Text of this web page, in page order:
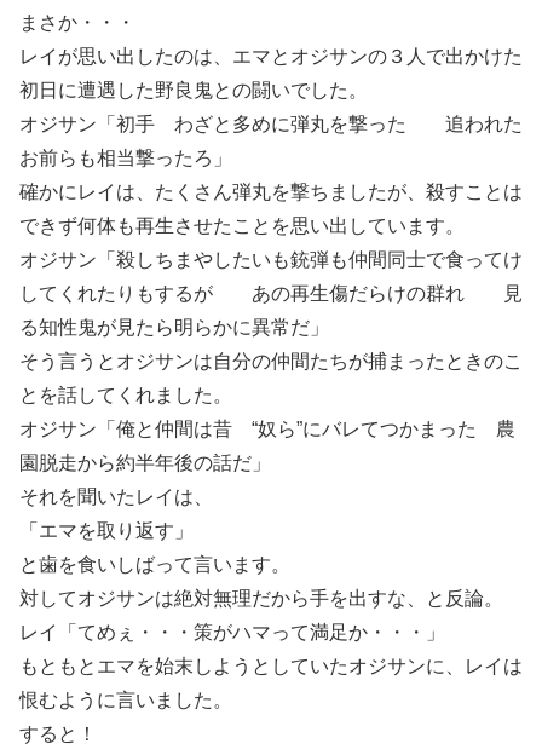
まさか・・・
レイが思い出したのは、エマとオジサンの３人で出かけた
初日に遭遇した野良鬼との闘いでした。
オジサン「初手 わざと多めに弾丸を撃った 追われた
お前らも相当撃ったろ」
確かにレイは、たくさん弾丸を撃ちましたが、殺すことは
できず何体も再生させたことを思い出しています。
オジサン「殺しちまやしたいも銃弾も仲間同士で食ってけ
してくれたりもするが あの再生傷だらけの群れ 見
る知性鬼が見たら明らかに異常だ」
そう言うとオジサンは自分の仲間たちが捕まったときのこ
とを話してくれました。
オジサン「俺と仲間は昔 “奴ら”にバレてつかまった 農
園脱走から約半年後の話だ」
それを聞いたレイは、
「エマを取り返す」
と歯を食いしばって言います。
対してオジサンは絶対無理だから手を出すな、と反論。
レイ「てめぇ・・・策がハマって満足か・・・」
もともとエマを始末しようとしていたオジサンに、レイは
恨むように言いました。
すると！